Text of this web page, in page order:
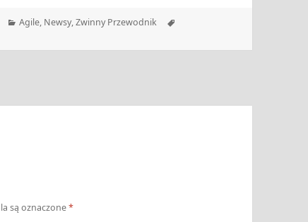
Kategorie
Agile, Newsy,Zwinny Przewodnik
są oznaczone*